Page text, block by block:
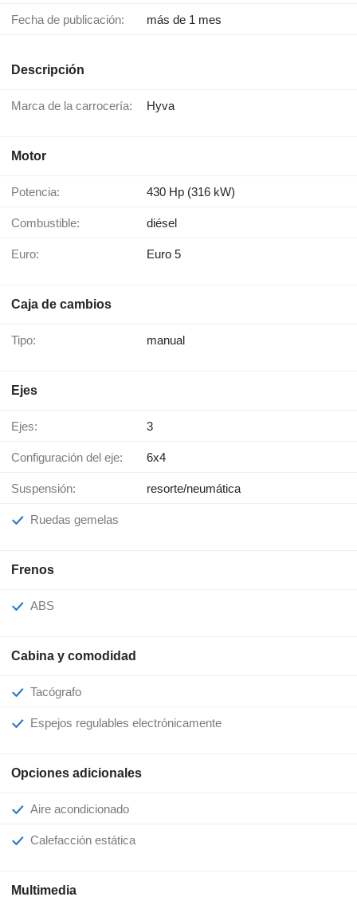
Fecha de publicación: más de 1 mes
Descripción
Marca de la carrocería: Hyva
Motor
Potencia: 430 Hp (316 kW)
Combustible: diésel
Euro: Euro 5
Caja de cambios
Tipo: manual
Ejes
Ejes: 3
Configuración del eje: 6x4
Suspensión: resorte/neumática
Ruedas gemelas
Frenos
ABS
Cabina y comodidad
Tacógrafo
Espejos regulables electrónicamente
Opciones adicionales
Aire acondicionado
Calefacción estática
Multimedia